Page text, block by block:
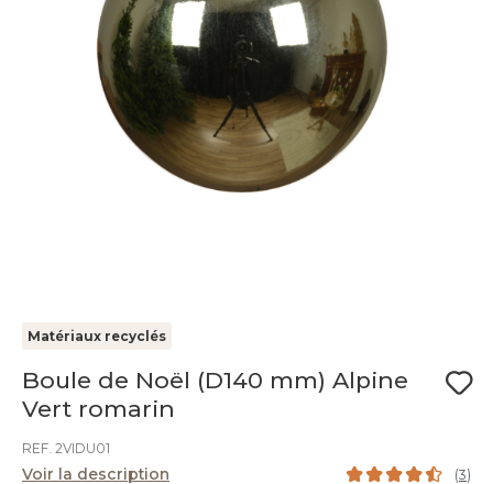
Matériaux recyclés
Boule de Noël (D140 mm) Alpine
Vert romarin
REF. 2VIDU01
Voir la description (3)